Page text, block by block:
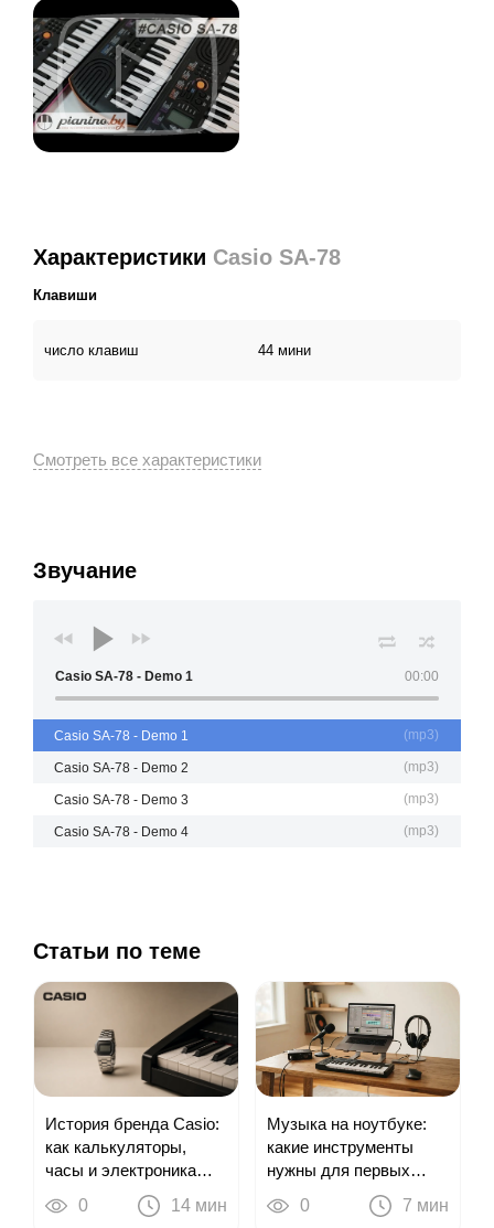
Характеристики Casio SA-78
Клавиши
число клавиш 44 мини
Звучание
00:00
Casio SA-78 - Demo 1
(mp3)
Casio SA-78 - Demo 1
(mp3)
Casio SA-78 - Demo 2
(mp3)
Casio SA-78 - Demo 3
(mp3)
Casio SA-78 - Demo 4
Статьи по теме
История бренда Casio:
как калькуляторы,
часы и электроника
привели к цифровым
пианино
0 14 мин
Музыка на ноутбуке:
какие инструменты
нужны для первых
0 7 мин